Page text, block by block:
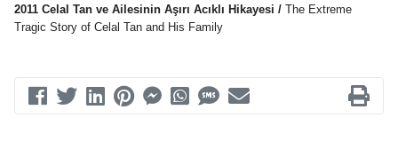
2011 Celal Tan ve Ailesinin Aşırı Acıklı Hikayesi / The Extreme
Tragic Story of Celal Tan and His Family